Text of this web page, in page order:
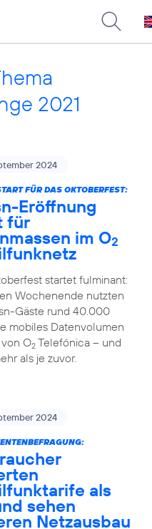
2021
2024
FÜR DAS OKTOBERFEST:
Eröffnung
für
im O2
startet fulminant:
Wochenende nutzten
Gäste rund 40.000
mobiles Datenvolumen
O2Telefónica – und
als je zuvor.
2024
als
sehen
Netzausbau